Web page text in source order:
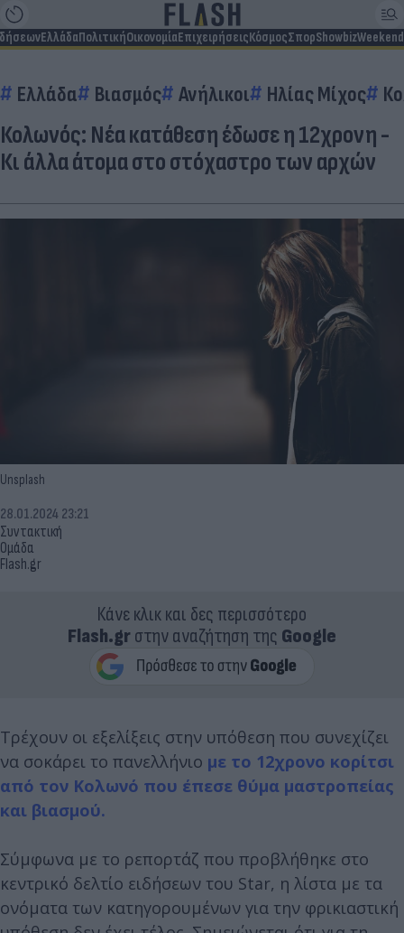
ΕλλάδαΠολιτικήΟικονομίαΕπιχειρήσειςΚόσμοςΣπορShowbizWeekend
Ελλάδα Βιασμός Ανήλικοι Ηλίας Μίχος
Κολωνός: Νέα κατάθεση έδωσε η 12χρονη -
Κι άλλα άτομα στο στόχαστρο των αρχών
Unsplash
Συντακτική
Ομάδα
Flash.gr
28.01.2024 23:21
Κάνε κλικ και δες περισσότερο
Flash.grστην αναζήτηση της Google
Τρέχουν οι εξελίξεις στην υπόθεση που συνεχίζει
να σοκάρει το πανελλήνιο με το 12χρονο κορίτσι
από τον Κολωνό που έπεσε θύμα μαστροπείας
και βιασμού.
Σύμφωνα με το ρεπορτάζ που προβλήθηκε στο
κεντρικό δελτίο ειδήσεων του Star, η λίστα με τα
ονόματα των κατηγορουμένων για την φρικιαστική